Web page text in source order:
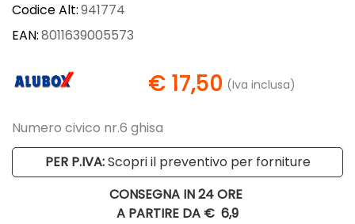
Codice Alt:941774
EAN:8011639005573
€ 17,50 (Iva inclusa)
Numero civico nr.6 ghisa
PER P.IVA:Scopri il preventivo per forniture
CONSEGNA IN 24 ORE
A PARTIRE DA € 6,9